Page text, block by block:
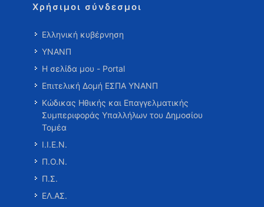
Χρήσιμοι σύνδεσμοι
Ελληνική κυβέρνηση
ΥΝΑΝΠ
Η σελίδα μου - Portal
Επιτελική Δομή ΕΣΠΑ ΥΝΑΝΠ
Κώδικας Ηθικής και Επαγγελματικής
Συμπεριφοράς Υπαλλήλων του Δημοσίου
Τομέα
Ι.Ι.Ε.Ν.
Π.Ο.Ν.
Π.Σ.
ΕΛ.ΑΣ.